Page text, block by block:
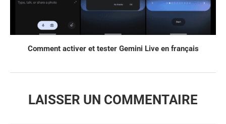
Comment activer et tester Gemini Live en français
LAISSER UN COMMENTAIRE